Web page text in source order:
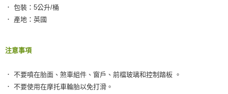
． 包裝：5公升/桶
． 產地：英國
注意事項
． 不要噴在胎面、煞車組件、窗戶、前檔玻璃和控制踏板 。
． 不要使用在摩托車輪胎以免打滑。